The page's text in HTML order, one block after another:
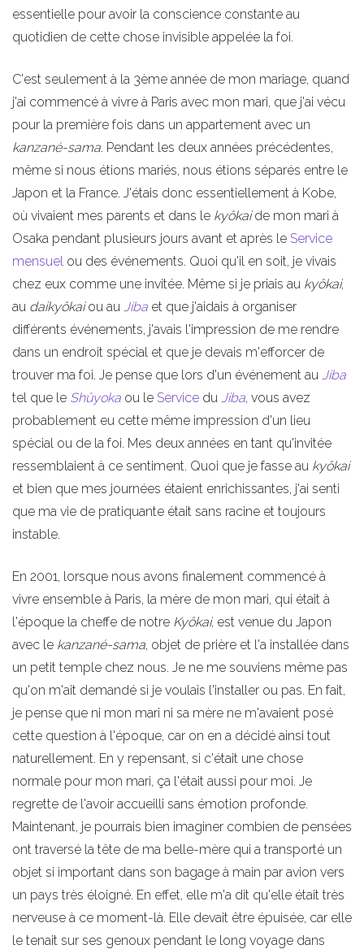
essentielle pour avoir la conscience constante au
quotidien de cette chose invisible appelée la foi.
C'est seulement à la 3ème année de mon mariage, quand
j'ai commencé à vivre à Paris avec mon mari, que j'ai vécu
pour la première fois dans un appartement avec un
kanzané-sama. Pendant les deux années précédentes,
même si nous étions mariés, nous étions séparés entre le
Japon et la France. J'étais donc essentiellement à Kobe,
où vivaient mes parents et dans le kyôkaide mon mari à
Osaka pendant plusieurs jours avant et après le Service
mensuel ou des événements. Quoi qu'il en soit, je vivais
chez eux comme une invitée. Même si je priais au kyôkai,
au daikyôkaiou au Jiba et que j'aidais à organiser
différents événements, j'avais l'impression de me rendre
dans un endroit spécial et que je devais m'efforcer de
trouver ma foi. Je pense que lors d'un événement au Jiba
tel que le Shûyoka ou le Service du Jiba, vous avez
probablement eu cette même impression d'un lieu
spécial ou de la foi. Mes deux années en tant qu'invitée
ressemblaient à ce sentiment. Quoi que je fasse au kyôkai
et bien que mes journées étaient enrichissantes, j'ai senti
que ma vie de pratiquante était sans racine et toujours
instable.
En 2001, lorsque nous avons finalement commencé à
vivre ensemble à Paris, la mère de mon mari, qui était à
l'époque la cheffe de notre Kyôkai, est venue du Japon
avec le kanzané-sama, objet de prière et l'a installée dans
un petit temple chez nous. Je ne me souviens même pas
qu'on m'ait demandé si je voulais l'installer ou pas. En fait,
je pense que ni mon mari ni sa mère ne m'avaient posé
cette question à l'époque, car on en a décidé ainsi tout
naturellement. En y repensant, si c'était une chose
normale pour mon mari, ça l'était aussi pour moi. Je
regrette de l'avoir accueilli sans émotion profonde.
Maintenant, je pourrais bien imaginer combien de pensées
ont traversé la tête de ma belle-mère qui a transporté un
objet si important dans son bagage à main par avion vers
un pays très éloigné. En effet, elle m'a dit qu'elle était très
nerveuse à ce moment-là. Elle devait être épuisée, car elle
le tenait sur ses genoux pendant le long voyage dans